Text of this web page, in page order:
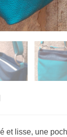
et lisse, une